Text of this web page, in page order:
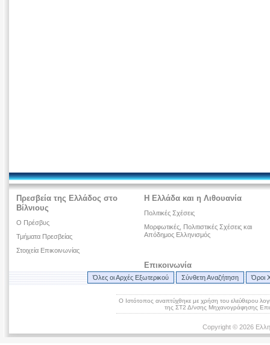
Πρεσβεία της Ελλάδος στο
Βίλνιους
O Πρέσβυς
Τμήματα Πρεσβείας
Στοιχεία Επικοινωνίας
Η Ελλάδα και η Λιθουανία
Πολιτικές Σχέσεις
Μορφωτικές, Πολιτιστικές Σχέσεις και
Απόδημος Ελληνισμός
Επικοινωνία
Όλες οι Αρχές Εξωτερικού Σύνθετη Αναζήτηση Όροι
Ο Ιστότοπος αναπτύχθηκε με χρήση του ελεύθερου
της ΣΤ2 Δ/νσης Μηχανογράφησης
Copyright © 2026